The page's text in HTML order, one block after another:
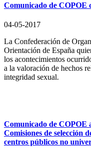
Comunicado de COPOE
04-05-2017
La Confederación de
Orientación de España
los acontecimientos
a la valoración de hechos
integridad sexual.
Comunicado de COPOE
Comisiones de selección
centros públicos no